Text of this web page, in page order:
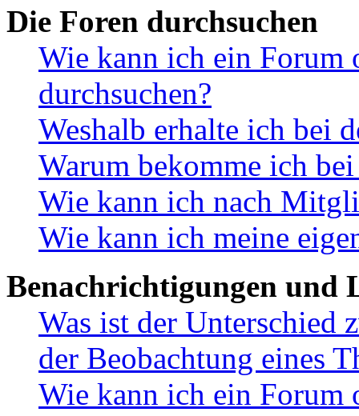
Die Foren durchsuchen
Wie kann ich ein Forum
durchsuchen?
Weshalb erhalte ich bei
Warum bekomme ich
Wie kann ich nach
Wie kann ich meine
Benachrichtigungen und
Was ist der Unterschied
der Beobachtung eines
Wie kann ich ein Forum